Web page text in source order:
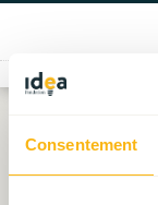
Consentement
Skip
content
Étiquette :